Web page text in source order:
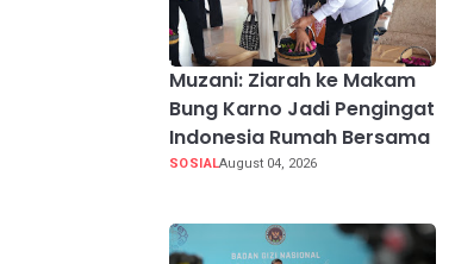
Muzani: Ziarah ke Makam
Bung Karno Jadi Pengingat
Indonesia Rumah Bersama
SOSIALAugust 04, 2026